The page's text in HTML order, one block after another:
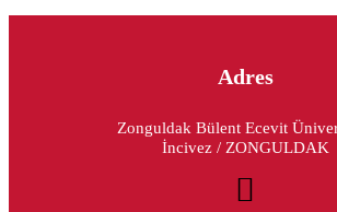
Adres
Zonguldak Bülent Ecevit
İncivez / ZONGULDAK